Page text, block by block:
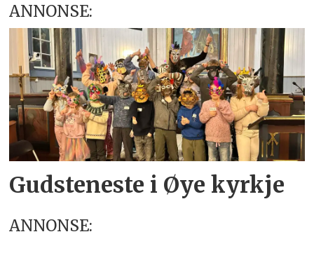
ANNONSE:
Gudsteneste i Øye kyrkje
ANNONSE: